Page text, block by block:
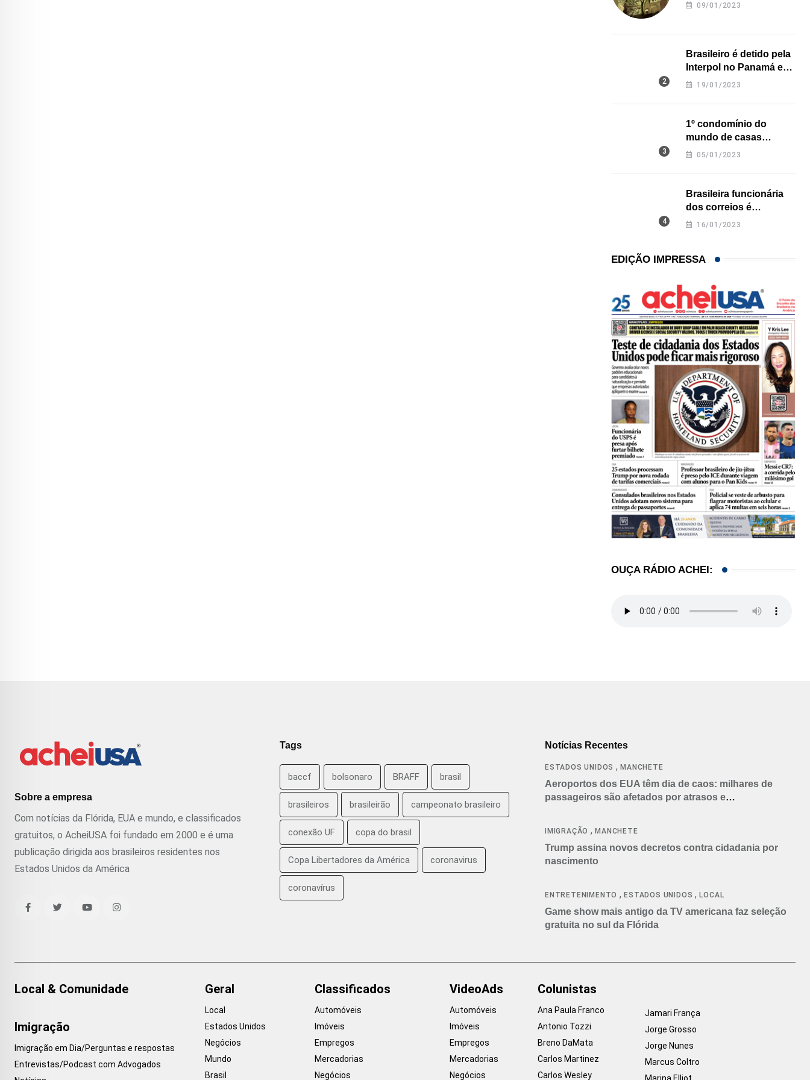
09/01/2023
Brasileiro é detido pela
Interpol no Panamá e
pode pegar prisão
19/01/2023
1º condomínio do
mundo de casas
impressas em 3D é
05/01/2023
Brasileira funcionária
dos correios é
assassinada a facadas
16/01/2023
EDIÇÃO IMPRESSA
OUÇA RÁDIO ACHEI:
Sobre a empresa
Com notícias da Flórida, EUA e mundo, e classificados
gratuitos, o AcheiUSA foi fundado em 2000 e é uma
publicação dirigida aos brasileiros residentes nos
Estados Unidos da América
Tags
baccf bolsonaro BRAFF brasil
brasileiros brasileirão campeonato brasileiro
conexão UF copa do brasil
Copa Libertadores da América coronavirus
coronavírus
Notícias Recentes
ESTADOS UNIDOS ,MANCHETE
Aeroportos dos EUA têm dia de caos: milhares de
passageiros são afetados por atrasos e
IMIGRAÇÃO ,MANCHETE
Trump assina novos decretos contra cidadania por
nascimento
ENTRETENIMENTO ,ESTADOS UNIDOS ,LOCAL
Game show mais antigo da TV americana faz seleção
gratuita no sul da Flórida
Local & Comunidade
Imigração
Imigração em Dia/Perguntas e respostas
Entrevistas/Podcast com Advogados
Geral
Local
Estados Unidos
Negócios
Mundo
Brasil
Classificados
Automóveis
Imóveis
Empregos
Mercadorias
Negócios
VideoAds
Automóveis
Imóveis
Empregos
Mercadorias
Negócios
Colunistas
Ana Paula Franco
Antonio Tozzi
Breno DaMata
Carlos Martinez
Carlos Wesley
Jamari França
Jorge Grosso
Jorge Nunes
Marcus Coltro